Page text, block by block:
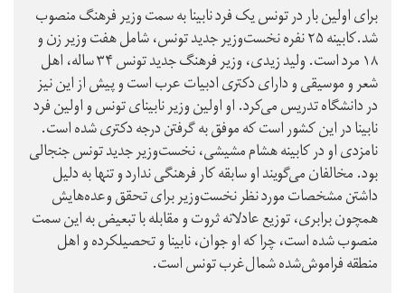
برای اولین بار در تونس یک فرد نابینا به سمت وزیر فرهنگ منصوب
شد.کابینه ۲۵ نفره نخست‌وزیر جدید تونس، شامل هفت وزیر زن و
۱۸ مرد است. ولید زیدی، وزیر فرهنگ جدید تونس ۳۴ ساله، اهل
شعر و موسیقی و دارای دکتری ادبيات عرب است و پیش از این نیز
در دانشگاه تدریس می‌کرد. او اولین وزیر نابینای تونس و اولین فرد
نابینا در این کشور است که موفق به گرفتن درجه دکتری شده است.
نامزدی او در کابینه هشام مشیشی، نخست‌وزیر جدید تونس جنجالی
بود. مخالفان می‌گویند او سابقه کار فرهنگی ندارد و تنها به دلیل
داشتن مشخصات مورد نظر نخست‌وزیر برای تحقق وعده‌هایش
همچون برابری، توزیع عادلانه ثروت و مقابله با تبعیض به این سمت
منصوب شده است، چرا که او جوان، نابینا و تحصیلکرده و اهل
منطقه فراموش‌شده شمال‌غرب تونس است.